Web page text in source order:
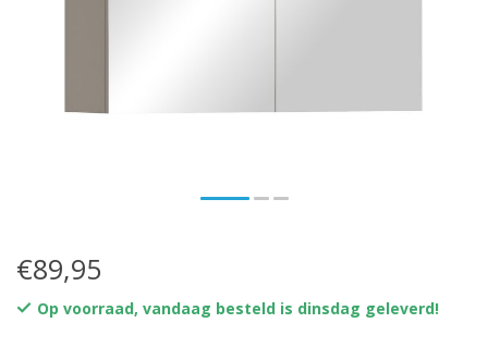
€89,95
Op voorraad, vandaag besteld is dinsdag geleverd!